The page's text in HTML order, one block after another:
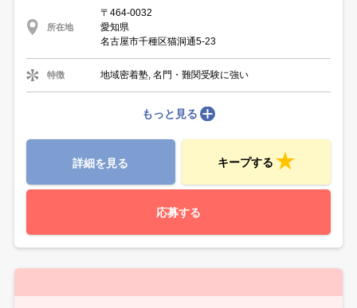
所在地
〒464-0032
愛知県
名古屋市千種区猫洞通5-23
特徴 地域密着塾, 名門・難関受験に強い
もっと見る
詳細を見る キープする
応募する